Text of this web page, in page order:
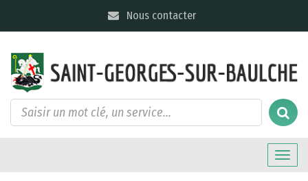
Nous contacter
Toggle